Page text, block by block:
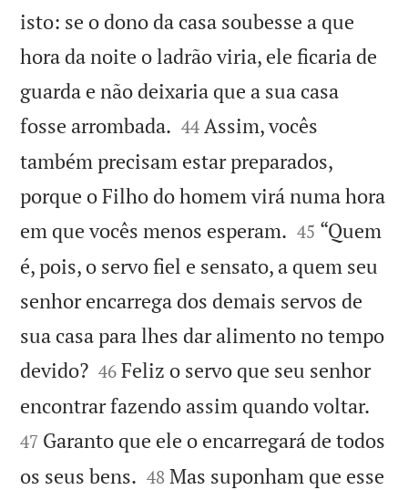
isto: se o dono da casa soubesse a que
hora da noite o ladrão viria, ele ficaria de
guarda e não deixaria que a sua casa
fosse arrombada. 

44 Assim, vocês
também precisam estar preparados,
porque o Filho do homem virá numa hora
em que vocês menos esperam. 

45 “Quem
é, pois, o servo fiel e sensato, a quem seu
senhor encarrega dos demais servos de
sua casa para lhes dar alimento no tempo
devido?
46 Feliz o servo que seu senhor
encontrar fazendo assim quando voltar.
47 Garanto que ele o encarregará de todos
os seus bens. 

48 Mas suponham que esse